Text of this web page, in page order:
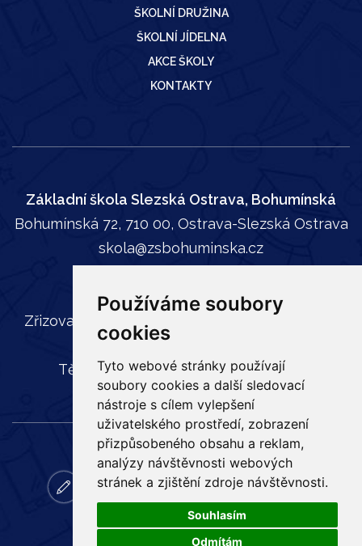
Používáme soubory
cookies
Tyto webové stránky používají
soubory cookies a další sledovací
nástroje s cílem vylepšení
uživatelského prostředí, zobrazení
přizpůsobeného obsahu a reklam,
analýzy návštěvnosti webových
stránek a zjištění zdroje návštěvnosti.
Souhlasím
Odmítám
ŠKOLNÍ DRUŽINA
ŠKOLNÍ JÍDELNA
AKCE ŠKOLY
KONTAKTY
Základní škola Slezská Ostrava, Bohumínská
Bohumínská 72, 710 00, Ostrava-Slezská Ostrava
skola@zsbohuminska.cz
Zřizovatel: Statutární město Ostrava, Městský
obvod Slezská Ostrava,
Těšínská 35, 710 16 Slezská Ostrava
zapisy email bakalar online
vyuka
ke
stazeni
facebook